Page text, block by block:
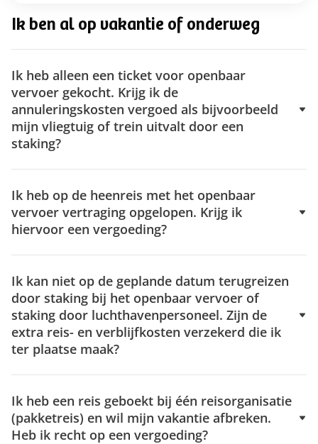
Ik ben al op vakantie of onderweg
Ik heb alleen een ticket voor openbaar
vervoer gekocht. Krijg ik de
annuleringskosten vergoed als bijvoorbeeld
mijn vliegtuig of trein uitvalt door een
staking?
Ik heb op de heenreis met het openbaar
vervoer vertraging opgelopen. Krijg ik
hiervoor een vergoeding?
Ik kan niet op de geplande datum terugreizen
door staking bij het openbaar vervoer of
staking door luchthavenpersoneel. Zijn de
extra reis- en verblijfkosten verzekerd die ik
ter plaatse maak?
Ik heb een reis geboekt bij één reisorganisatie
(pakketreis) en wil mijn vakantie afbreken.
Heb ik recht op een vergoeding?